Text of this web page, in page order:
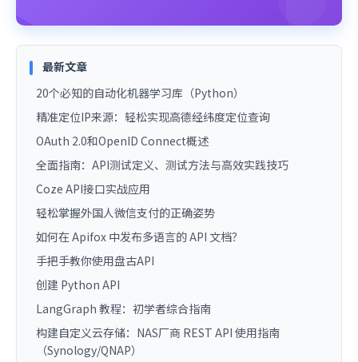
最新文章
20个必知的自动化机器学习库（Python）
精准定位IP来源：轻松实现高德经纬度定位查询
OAuth 2.0和OpenID Connect概述
全面指南：API测试定义、测试方法与高效实践技巧
Coze API接口实战应用
轻松掌握外国人微信支付的正确姿势
如何在 Apifox 中发布多语言的 API 文档？
手把手教你使用盘古API
创建 Python API
LangGraph 教程：初学者综合指南
构建自定义云存储：NAS厂商 REST API 使用指南
（Synology/QNAP）